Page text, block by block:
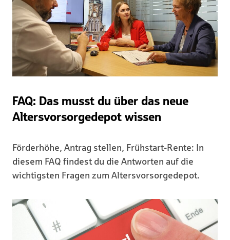
FAQ: Das musst du über das neue
Altersvorsorgedepot wissen
Förderhöhe, Antrag stellen, Frühstart-Rente: In
diesem FAQ findest du die Antworten auf die
wichtigsten Fragen zum Altersvorsorgedepot.